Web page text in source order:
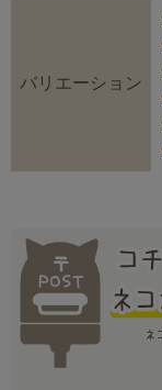
バリエーション